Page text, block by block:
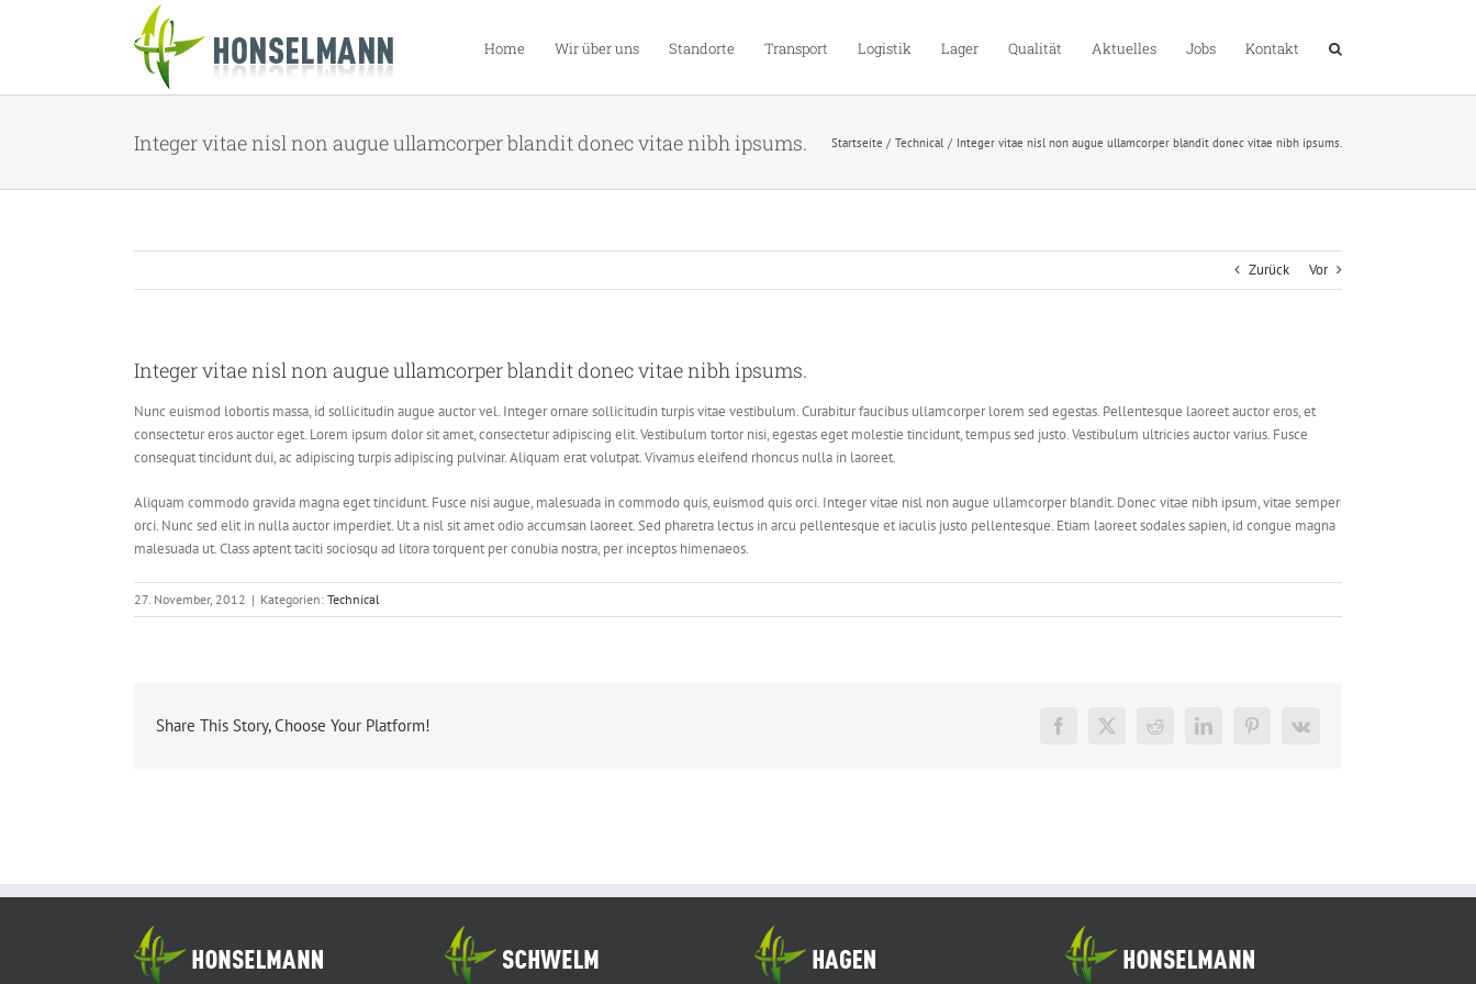
Home Wir über uns Standorte Transport Logistik Lager Qualität Aktuelles Jobs Kontakt
Integer vitae nisl non augue ullamcorper blandit donec vitae nibh ipsums. Startseite Technical Integer vitae nisl non augue ullamcorper blandit donec vitae nibh ipsums.
Zurück Vor
Integer vitae nisl non augue ullamcorper blandit donec vitae nibh ipsums.
Nunc euismod lobortis massa, id sollicitudin augue auctor vel. Integer ornare sollicitudin turpis vitae vestibulum. Curabitur faucibus ullamcorper lorem sed egestas. Pellentesque laoreet auctor eros, et
consectetur eros auctor eget. Lorem ipsum dolor sit amet, consectetur adipiscing elit. Vestibulum tortor nisi, egestas eget molestie tincidunt, tempus sed justo. Vestibulum ultricies auctor varius. Fusce
consequat tincidunt dui, ac adipiscing turpis adipiscing pulvinar. Aliquam erat volutpat. Vivamus eleifend rhoncus nulla in laoreet.
Aliquam commodo gravida magna eget tincidunt. Fusce nisi augue, malesuada in commodo quis, euismod quis orci. Integer vitae nisl non augue ullamcorper blandit. Donec vitae nibh ipsum, vitae semper
orci. Nunc sed elit in nulla auctor imperdiet. Ut a nisl sit amet odio accumsan laoreet. Sed pharetra lectus in arcu pellentesque et iaculis justo pellentesque. Etiam laoreet sodales sapien, id congue magna
malesuada ut. Class aptent taciti sociosqu ad litora torquent per conubia nostra, per inceptos himenaeos.
27. November, 2012 | Kategorien: Technical
Share This Story, Choose Your Platform! Facebook
X Reddit LinkedInPinterest
Vk